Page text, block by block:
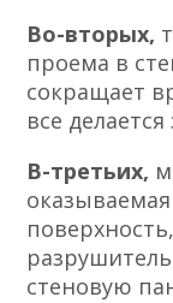
Во-вторых,
проема в
сокращает
все
В-третьих,
стеновую